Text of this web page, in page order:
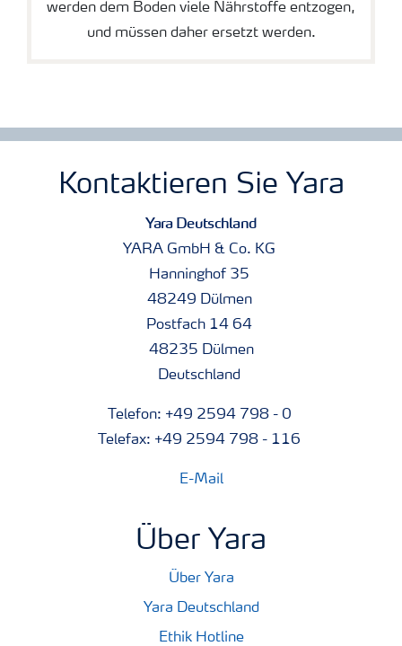
werden dem Boden viele Nährstoffe entzogen,
und müssen daher ersetzt werden.
Kontaktieren Sie Yara
Yara Deutschland
YARA GmbH & Co. KG
Hanninghof 35
48249 Dülmen
Postfach 14 64
48235 Dülmen
Deutschland
Telefon: +49 2594 798 - 0
Telefax: +49 2594 798 - 116
E-Mail
Über Yara
Über Yara
Yara Deutschland
Ethik Hotline